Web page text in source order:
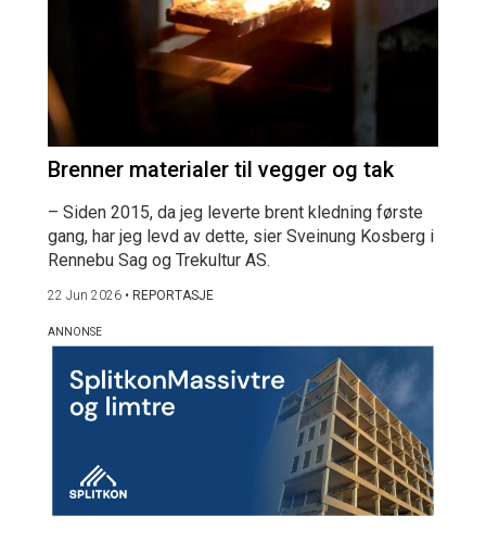
Brenner materialer til vegger og tak
– Siden 2015, da jeg leverte brent kledning første
gang, har jeg levd av dette, sier Sveinung Kosberg i
Rennebu Sag og Trekultur AS.
22 Jun 2026 • REPORTASJE